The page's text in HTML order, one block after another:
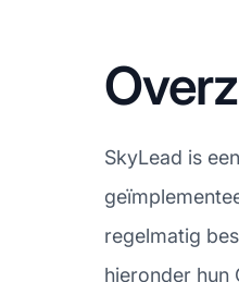
SkyLead is
regelmatig
hieronder hun